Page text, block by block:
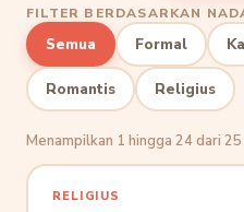
FILTER BERDASARKAN
Semua Formal
Romantis Religius
Menampilkan 1 hingga 24 dari
RELIGIUS